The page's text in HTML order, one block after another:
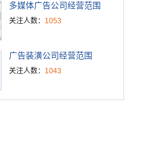
多媒体广告公司经营范围
关注人数： 1053
广告装潢公司经营范围
关注人数： 1043